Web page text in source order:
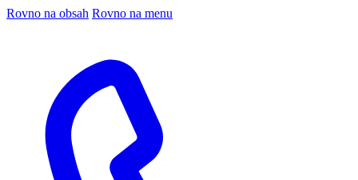
Rovno na obsah Rovno na menu